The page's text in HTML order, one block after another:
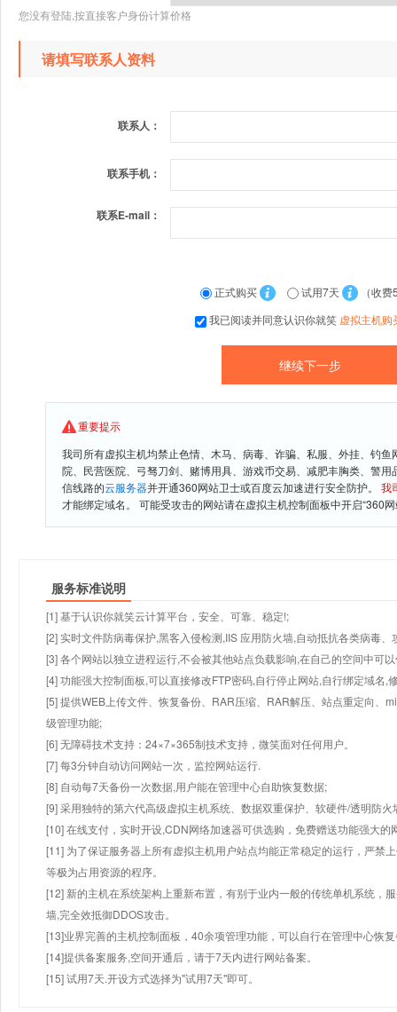
您没有登陆,按直接客户身份计算价格
请填写联系人资料
联系人：
联系手机：
联系E-mail：
正式购买 试用7天
（收费
我已阅读并同意认识你就笑 虚拟主机购
重要提示
我司所有虚拟主机均禁止色情、木马、病毒、诈骗、私服、外挂、钓
院、民营医院、弓驽刀剑、赌博用具、游戏币交易、减肥丰胸类、警
信线路的云服务器并开通360网站卫士或百度云加速进行安全防护。 我
才能绑定域名。 可能受攻击的网站请在虚拟主机控制面板中开启“360
服务标准说明
[1] 基于认识你就笑云计算平台，安全、可靠、稳定!;
[2] 实时文件防病毒保护,黑客入侵检测,IIS 应用防火墙,自动抵抗各类病毒、
[3] 各个网站以独立进程运行,不会被其他站点负载影响,在自己的空间中可
[4] 功能强大控制面板,可以直接修改FTP密码,自行停止网站,自行绑定域名,
[5] 提供WEB上传文件、恢复备份、RAR压缩、RAR解压、站点重定向、
级管理功能;
[6] 无障碍技术支持：24×7×365制技术支持，微笑面对任何用户。
[7] 每3分钟自动访问网站一次，监控网站运行.
[8] 自动每7天备份一次数据,用户能在管理中心自助恢复数据;
[9] 采用独特的第六代高级虚拟主机系统、数据双重保护、软硬件/透明防火
[10] 在线支付，实时开设,CDN网络加速器可供选购，免费赠送功能强大
[11] 为了保证服务器上所有虚拟主机用户站点均能正常稳定的运行，严禁
等极为占用资源的程序。
[12] 新的主机在系统架构上重新布置，有别于业内一般的传统单机系统，
墙,完全效抵御DDOS攻击。
[13]业界完善的主机控制面板，40余项管理功能，可以自行在管理中心恢
[14]提供备案服务,空间开通后，请于7天内进行网站备案。
[15] 试用7天.开设方式选择为"试用7天"即可。